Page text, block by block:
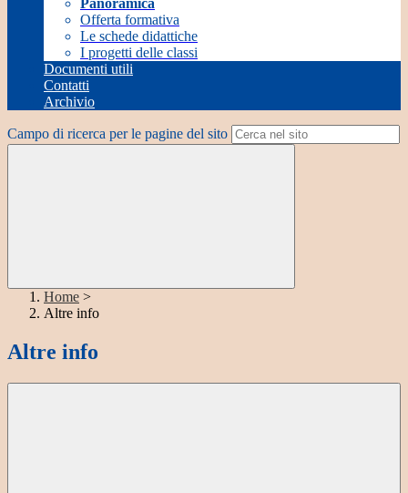
Panoramica
Offerta formativa
Le schede didattiche
I progetti delle classi
Documenti utili
Contatti
Archivio
Campo di ricerca per le pagine del sito
Home >
Altre info
Altre info